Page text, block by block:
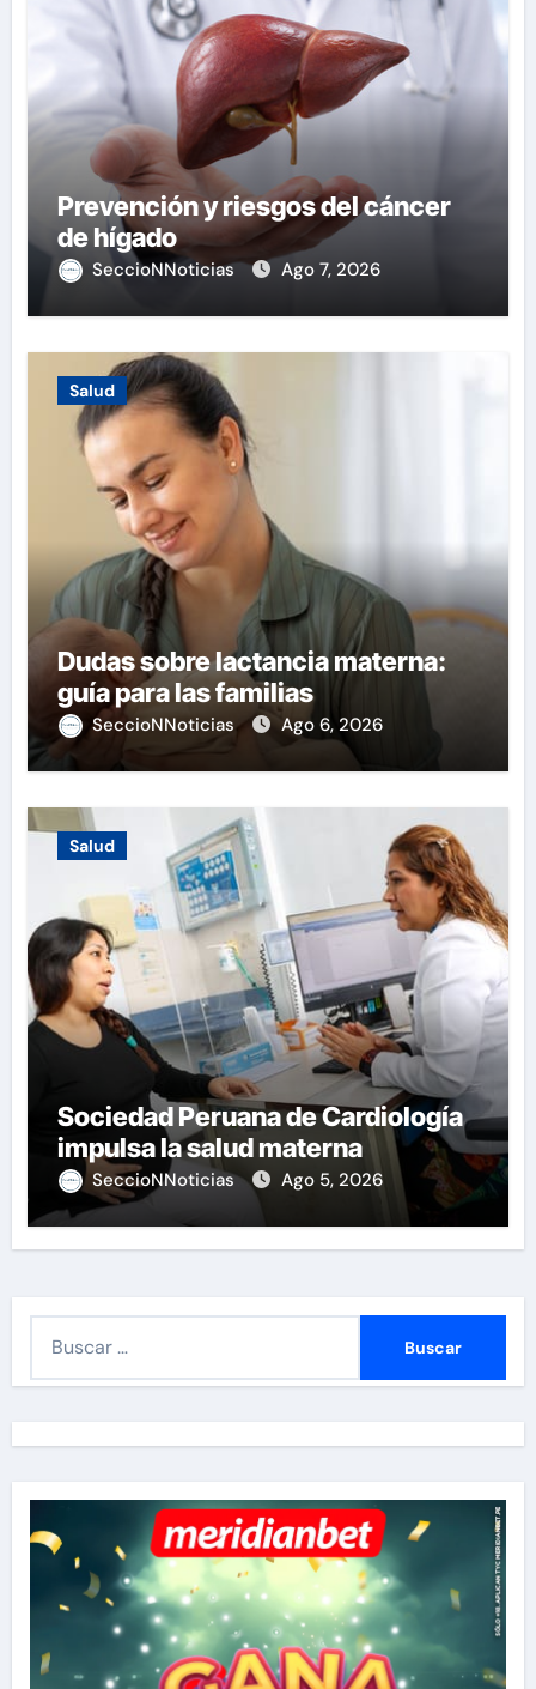
Prevención y riesgos del cáncer
de hígado
SeccioNNoticias Ago 7, 2026
Salud
Dudas sobre lactancia materna:
guía para las familias
SeccioNNoticias Ago 6, 2026
Salud
Sociedad Peruana de Cardiología
impulsa la salud materna
SeccioNNoticias Ago 5, 2026
r
: